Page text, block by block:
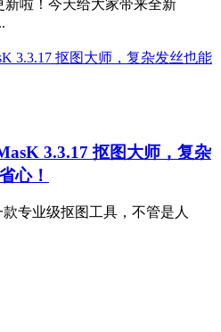
新啦！今天给大家带来全新
3.3.17 抠图大师，复杂
心！
专业级抠图工具，不管是人